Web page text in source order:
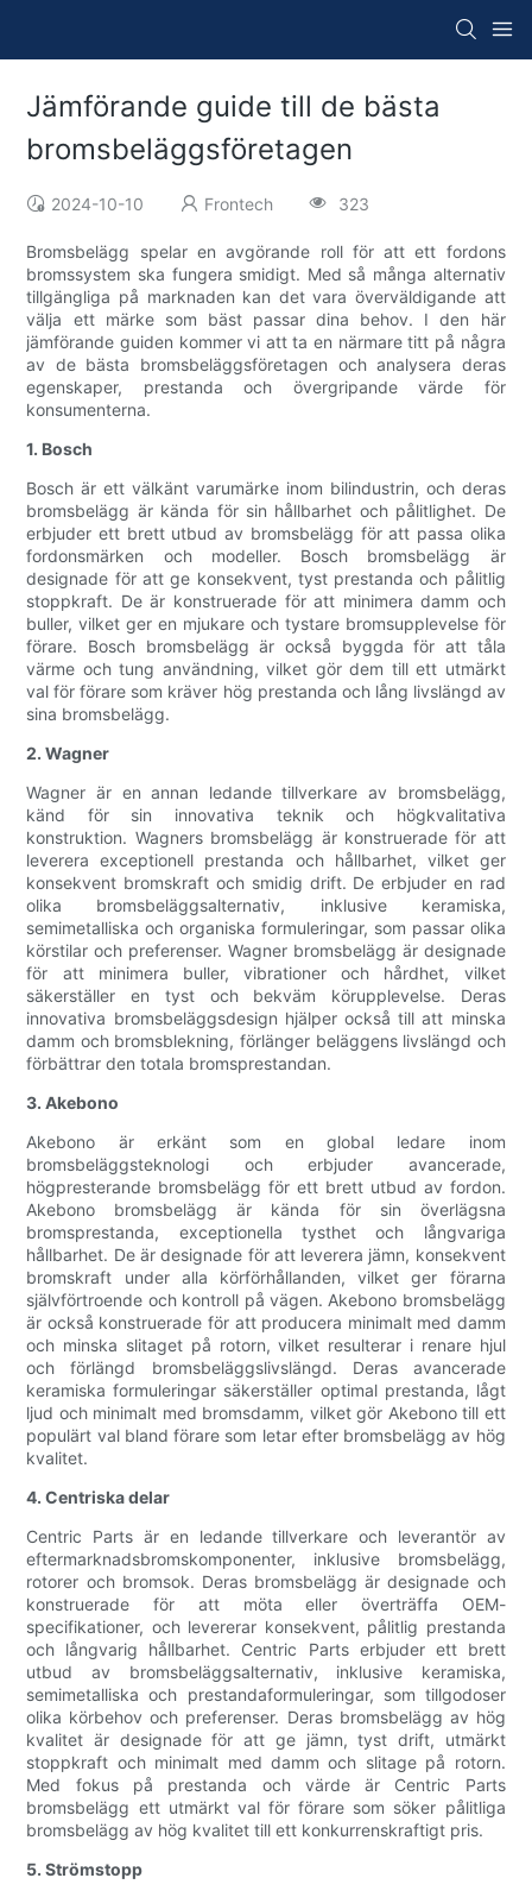
Jämförande guide till de bästa
bromsbeläggsföretagen
2024-10-10 Frontech 323
Bromsbelägg spelar en avgörande roll för att ett fordons
bromssystem ska fungera smidigt. Med så många alternativ
tillgängliga på marknaden kan det vara överväldigande att
välja ett märke som bäst passar dina behov. I den här
jämförande guiden kommer vi att ta en närmare titt på några
av de bästa bromsbeläggsföretagen och analysera deras
egenskaper, prestanda och övergripande värde för
konsumenterna.
1. Bosch
Bosch är ett välkänt varumärke inom bilindustrin, och deras
bromsbelägg är kända för sin hållbarhet och pålitlighet. De
erbjuder ett brett utbud av bromsbelägg för att passa olika
fordonsmärken och modeller. Bosch bromsbelägg är
designade för att ge konsekvent, tyst prestanda och pålitlig
stoppkraft. De är konstruerade för att minimera damm och
buller, vilket ger en mjukare och tystare bromsupplevelse för
förare. Bosch bromsbelägg är också byggda för att tåla
värme och tung användning, vilket gör dem till ett utmärkt
val för förare som kräver hög prestanda och lång livslängd av
sina bromsbelägg.
2. Wagner
Wagner är en annan ledande tillverkare av bromsbelägg,
känd för sin innovativa teknik och högkvalitativa
konstruktion. Wagners bromsbelägg är konstruerade för att
leverera exceptionell prestanda och hållbarhet, vilket ger
konsekvent bromskraft och smidig drift. De erbjuder en rad
olika bromsbeläggsalternativ, inklusive keramiska,
semimetalliska och organiska formuleringar, som passar olika
körstilar och preferenser. Wagner bromsbelägg är designade
för att minimera buller, vibrationer och hårdhet, vilket
säkerställer en tyst och bekväm körupplevelse. Deras
innovativa bromsbeläggsdesign hjälper också till att minska
damm och bromsblekning, förlänger beläggens livslängd och
förbättrar den totala bromsprestandan.
3. Akebono
Akebono är erkänt som en global ledare inom
bromsbeläggsteknologi och erbjuder avancerade,
högpresterande bromsbelägg för ett brett utbud av fordon.
Akebono bromsbelägg är kända för sin överlägsna
bromsprestanda, exceptionella tysthet och långvariga
hållbarhet. De är designade för att leverera jämn, konsekvent
bromskraft under alla körförhållanden, vilket ger förarna
självförtroende och kontroll på vägen. Akebono bromsbelägg
är också konstruerade för att producera minimalt med damm
och minska slitaget på rotorn, vilket resulterar i renare hjul
och förlängd bromsbeläggslivslängd. Deras avancerade
keramiska formuleringar säkerställer optimal prestanda, lågt
ljud och minimalt med bromsdamm, vilket gör Akebono till ett
populärt val bland förare som letar efter bromsbelägg av hög
kvalitet.
4. Centriska delar
Centric Parts är en ledande tillverkare och leverantör av
eftermarknadsbromskomponenter, inklusive bromsbelägg,
rotorer och bromsok. Deras bromsbelägg är designade och
konstruerade för att möta eller överträffa OEM-
specifikationer, och levererar konsekvent, pålitlig prestanda
och långvarig hållbarhet. Centric Parts erbjuder ett brett
utbud av bromsbeläggsalternativ, inklusive keramiska,
semimetalliska och prestandaformuleringar, som tillgodoser
olika körbehov och preferenser. Deras bromsbelägg av hög
kvalitet är designade för att ge jämn, tyst drift, utmärkt
stoppkraft och minimalt med damm och slitage på rotorn.
Med fokus på prestanda och värde är Centric Parts
bromsbelägg ett utmärkt val för förare som söker pålitliga
bromsbelägg av hög kvalitet till ett konkurrenskraftigt pris.
5. Strömstopp